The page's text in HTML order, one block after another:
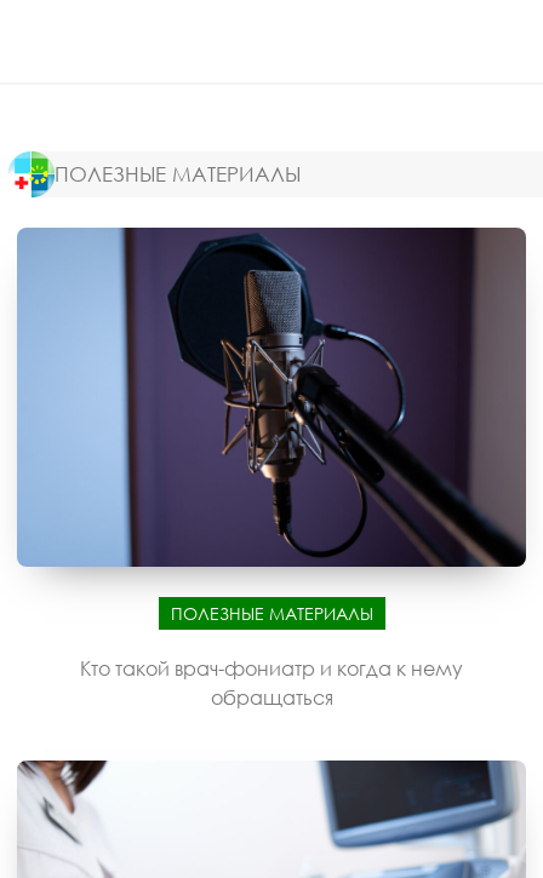
ПОЛЕЗНЫЕ МАТЕРИАЛЫ
ПОЛЕЗНЫЕ МАТЕРИАЛЫ
Кто такой врач-фониатр и когда к нему
обращаться